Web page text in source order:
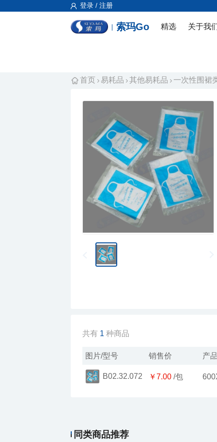
登录 / 注册
索玛Go 精选 关于我
首页 易耗品 其他易耗品 一次性围裙
共有 1 种商品
图片/型号 销售价 产
B02.32.072 ￥7.00/包
同类商品推荐